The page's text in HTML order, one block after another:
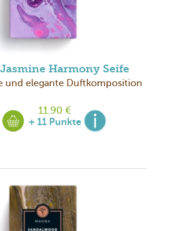
Harmony Seife
und elegante Duftkomposition
11.90 €
+ 11 Punkte